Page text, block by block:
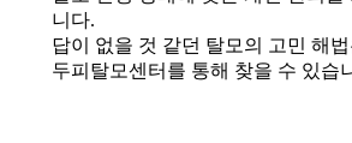
니다.
답이 없을 것 같던 탈모의 고민 해
두피탈모센터를 통해 찾을 수 있습